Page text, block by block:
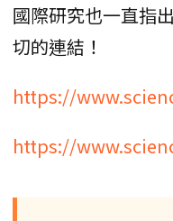
國際研究也一直指
切的連結！
https://
https://